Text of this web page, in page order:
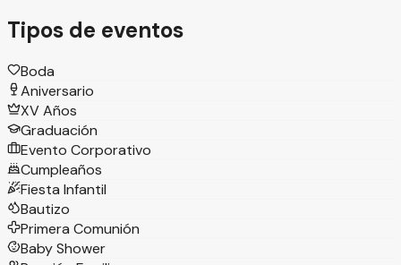
Tipos de eventos
Boda
Aniversario
XV Años
Graduación
Evento Corporativo
Cumpleaños
Fiesta Infantil
Bautizo
Primera Comunión
Baby Shower